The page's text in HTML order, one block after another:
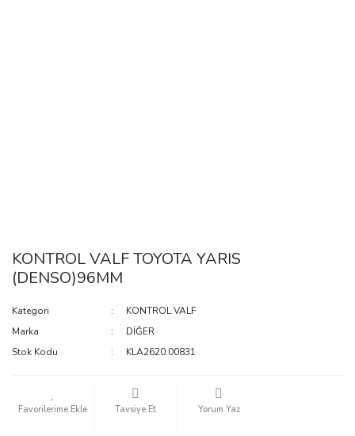
KONTROL VALF TOYOTA YARIS
(DENSO)96MM
Kategori
KONTROL VALF
Marka
DİĞER
Stok Kodu
KLA2620.00831
Tavsiye Et Yorum Yaz